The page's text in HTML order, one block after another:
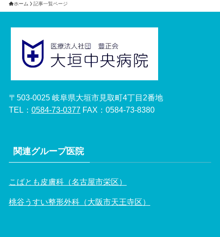
ホーム 記事一覧ページ
〒503-0025 岐阜県大垣市見取町4丁目2番地
TEL： 0584-73-0377FAX：0584-73-8380
関連グループ医院
こばとも皮膚科（名古屋市栄区）
桃谷うすい整形外科（大阪市天王寺区）